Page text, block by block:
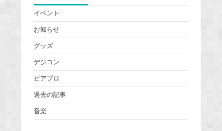
イベント
お知らせ
グッズ
デジコン
ピアプロ
過去の記事
音楽